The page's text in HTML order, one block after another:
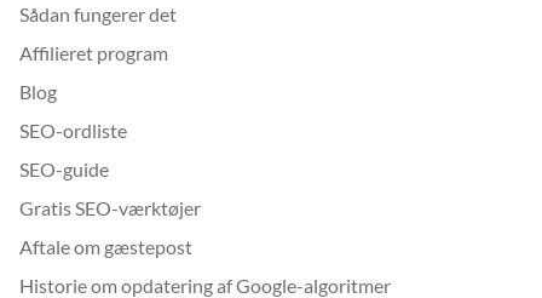
Sådan fungerer det
Affilieret program
Blog
SEO-ordliste
SEO-guide
Gratis SEO-værktøjer
Aftale om gæstepost
Historie om opdatering af Google-algoritmer